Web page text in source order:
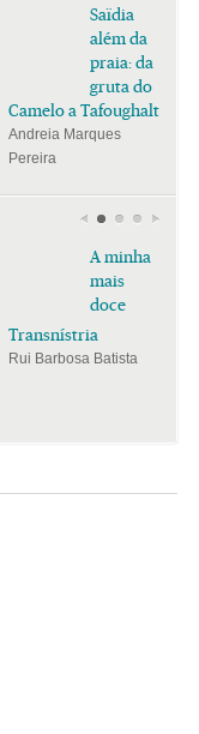
Saïdia
além da
praia: da
gruta do
Camelo a Tafoughalt
Andreia Marques
Pereira
A minha
mais
doce
Transnístria
Rui Barbosa Batista